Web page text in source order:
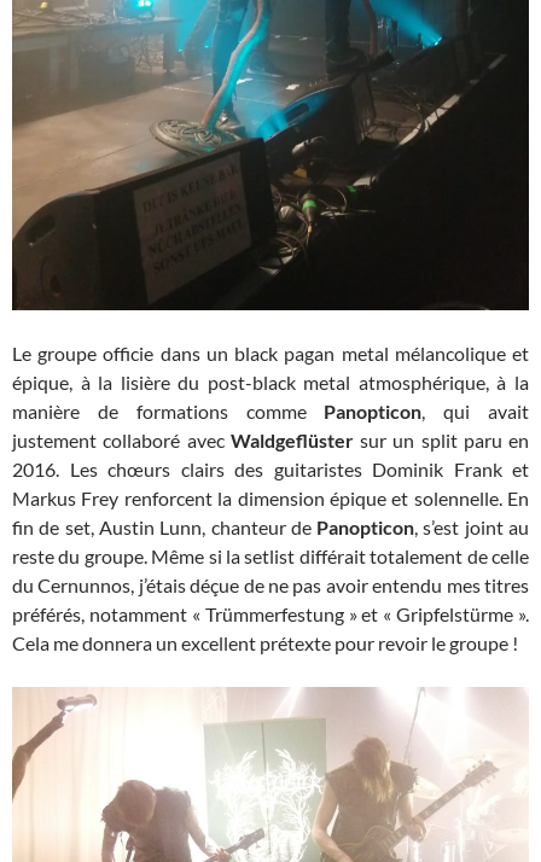
Le groupe officie dans un black pagan metal mélancolique et
épique, à la lisière du post-black metal atmosphérique, à la
manière de formations comme Panopticon , qui avait
justement collaboré avec Waldgeflüstersur un split paru en
2016. Les chœurs clairs des guitaristes Dominik Frank et
Markus Frey renforcent la dimension épique et solennelle. En
fin de set, Austin Lunn, chanteur de Panopticon , s’est joint au
reste du groupe. Même si la setlist différait totalement de celle
du Cernunnos, j’étais déçue de ne pas avoir entendu mes titres
préférés, notamment « Trümmerfestung » et « Gripfelstürme ».
Cela me donnera un excellent prétexte pour revoir le groupe !